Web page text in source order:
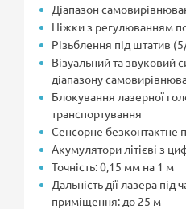
Діапазон
Ніжки з регулюванням
Різьблення під штатив
Візуальний та звуковий
діапазону
Блокування лазерної
транспортування
Сенсорне безконтактне
Акумулятори літієві з
Точність: 0,15 мм на 1 м
Дальність дії лазера під
приміщення: до 25 м